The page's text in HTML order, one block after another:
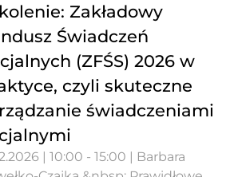
Zakładowy
Świadczeń
(ZFŚS) 2026 w
czyli skuteczne
świadczeniami
| 10:00 - 15:00 | Barbara